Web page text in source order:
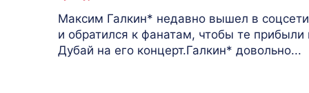
Максим Галкин* недавно вышел в соцсети
и обратился к фанатам, чтобы те прибыли
Дубай на его концерт.Галкин* довольно...